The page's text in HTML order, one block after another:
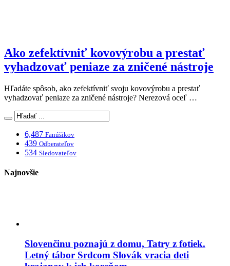
Ako zefektívniť kovovýrobu a prestať
vyhadzovať peniaze za zničené nástroje
Hľadáte spôsob, ako zefektívniť svoju kovovýrobu a prestať
vyhadzovať peniaze za zničené nástroje? Nerezová oceľ …
6,487 Fanúšikov
439 Odberateľov
534 Sledovateľov
Najnovšie
Slovenčinu poznajú z domu, Tatry z fotiek.
Letný tábor Srdcom Slovák vracia deti